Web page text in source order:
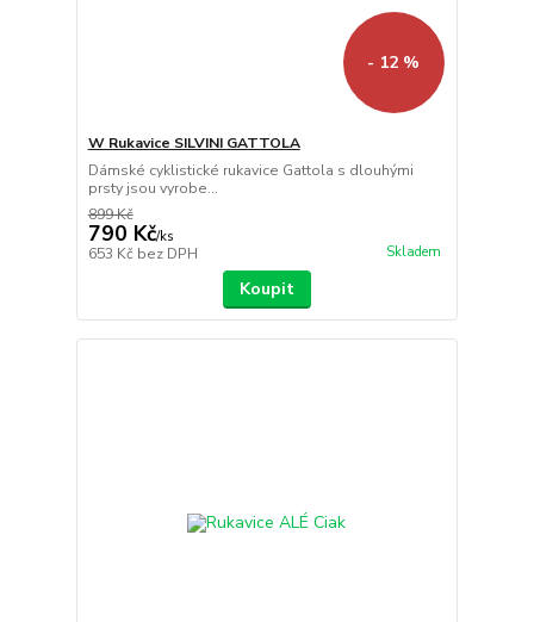
- 12 %
W Rukavice SILVINI GATTOLA
Dámské cyklistické rukavice Gattola s dlouhými
prsty jsou vyrobe...
899 Kč
790 Kč/ks
653 Kč bez DPH Skladem
Koupit